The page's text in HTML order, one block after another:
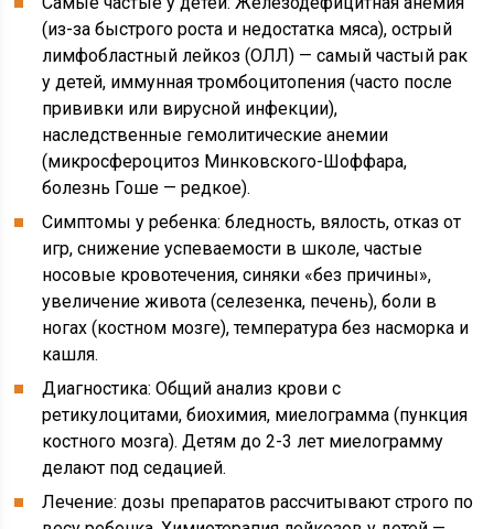
(из-за быстрого роста и недостатка мяса), острый
лимфобластный лейкоз (ОЛЛ) — самый частый рак
у детей, иммунная тромбоцитопения (часто после
прививки или вирусной инфекции),
наследственные гемолитические анемии
(микросфероцитоз Минковского-Шоффара,
болезнь Гоше — редкое).
Симптомы у ребенка: бледность, вялость, отказ от
игр, снижение успеваемости в школе, частые
носовые кровотечения, синяки «без причины»,
увеличение живота (селезенка, печень), боли в
ногах (костном мозге), температура без насморка и
кашля.
Диагностика: Общий анализ крови с
ретикулоцитами, биохимия, миелограмма (пункция
костного мозга). Детям до 2-3 лет миелограмму
делают под седацией.
Лечение: дозы препаратов рассчитывают строго по